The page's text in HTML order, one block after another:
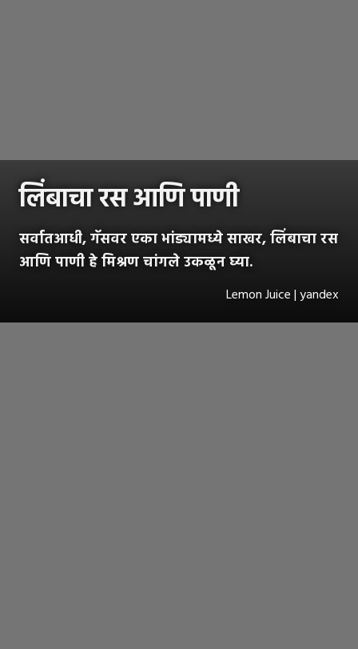
लिंबाचा रस आणि पाणी
सर्वातआधी, गॅसवर एका भांड्यामध्ये साखर, लिंबाचा रस
आणि पाणी हे मिश्रण चांगले उकळून घ्या.
Lemon Juice | yandex